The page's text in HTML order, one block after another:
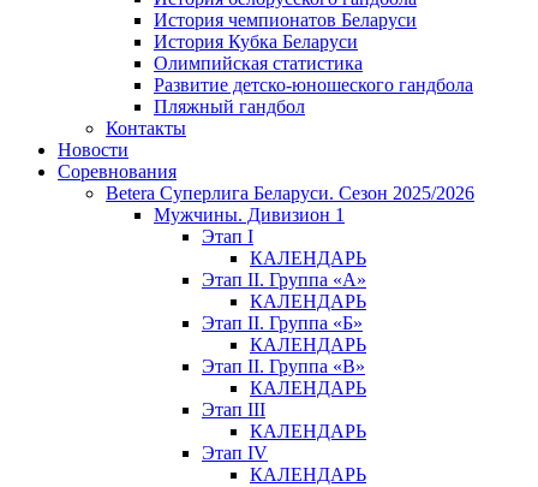
История чемпионатов Беларуси
История Кубка Беларуси
Олимпийская статистика
Развитие детско-юношеского гандбола
Пляжный гандбол
Контакты
Новости
Соревнования
Betera Суперлига Беларуси. Сезон 2025/2026
Мужчины. Дивизион 1
Этап I
КАЛЕНДАРЬ
Этап II. Группа «А»
КАЛЕНДАРЬ
Этап II. Группа «Б»
КАЛЕНДАРЬ
Этап II. Группа «В»
КАЛЕНДАРЬ
Этап III
КАЛЕНДАРЬ
Этап IV
КАЛЕНДАРЬ